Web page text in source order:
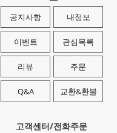
공지사항 내정보
이벤트 관심목록
리뷰 주문
Q&A 교환&환불
고객센터/전화주문